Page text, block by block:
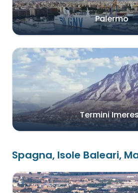
Palermo
Termini
Spagna, Isole Baleari,